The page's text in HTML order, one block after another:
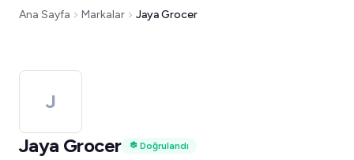
Ana Sayfa Markalar Jaya Grocer
J
Jaya Grocer
Doğrulandı